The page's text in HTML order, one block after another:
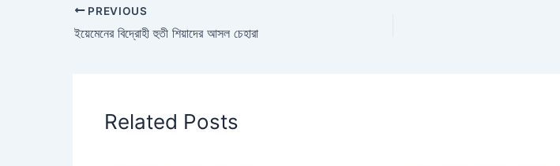
PREVIOUS
ইয়েমেনের বিদ্রোহী হুতী শিয়াদের আসল চেহারা
Related Posts